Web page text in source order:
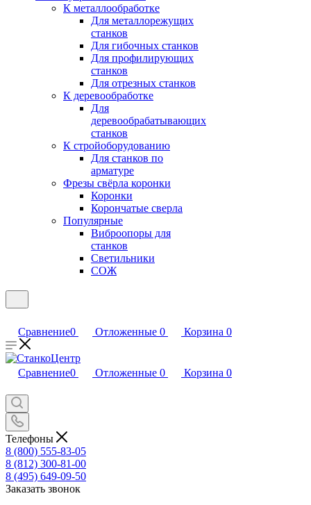
К металлообработке
Для металлорежущих
станков
Для гибочных станков
Для профилирующих
станков
Для отрезных станков
К деревообработке
Для
деревообрабатывающих
станков
К стройоборудованию
Для станков по
арматуре
Фрезы свёрла коронки
Коронки
Корончатые сверла
Популярные
Виброопоры для
станков
Светильники
СОЖ
Сравнение0 Отложенные 0 Корзина 0
Сравнение0 Отложенные 0 Корзина 0
Телефоны
8 (800) 555-83-05
8 (812) 300-81-00
8 (495) 649-09-50
Заказать звонок